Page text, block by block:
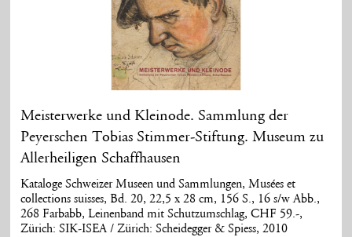
Meisterwerke und Kleinode. Sammlung der
Peyerschen Tobias Stimmer-Stiftung. Museum zu
Allerheiligen Schaffhausen
Kataloge Schweizer Museen und Sammlungen, Musées et
collections suisses, Bd. 20, 22,5 x 28 cm, 156 S., 16 s/w Abb.,
268 Farbabb, Leinenband mit Schutzumschlag, CHF 59.-,
Zürich: SIK-ISEA / Zürich: Scheidegger & Spiess, 2010